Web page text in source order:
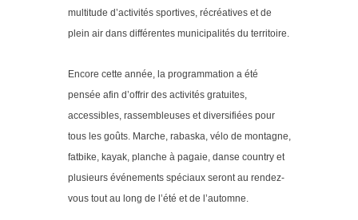
multitude d’activités sportives, récréatives et de
plein air dans différentes municipalités du territoire.
Encore cette année, la programmation a été
pensée afin d’offrir des activités gratuites,
accessibles, rassembleuses et diversifiées pour
tous les goûts. Marche, rabaska, vélo de montagne,
fatbike, kayak, planche à pagaie, danse country et
plusieurs événements spéciaux seront au rendez-
vous tout au long de l’été et de l’automne.